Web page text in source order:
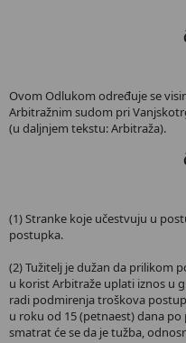
Ovom Odlukom određuje se
Arbitražnim sudom pri
(u daljnjem tekstu: Arbitraža).
(1) Stranke koje učestvuju u
postupka.
(2) Tužitelj je dužan da prilikom
u korist Arbitraže uplati iznos u
radi podmirenja troškova
u roku od 15 (petnaest) dana
smatrat će se da je tužba,